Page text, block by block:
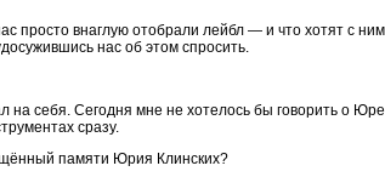
внаглую отобрали лейбл — и что хотят с
нас об этом спросить.
себя. Сегодня мне не хотелось бы говорить о
сразу.
памяти Юрия Клинских?